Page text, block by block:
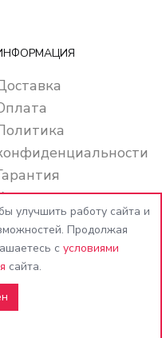
улучшить работу сайта и
Продолжая
с условиями
сайта.